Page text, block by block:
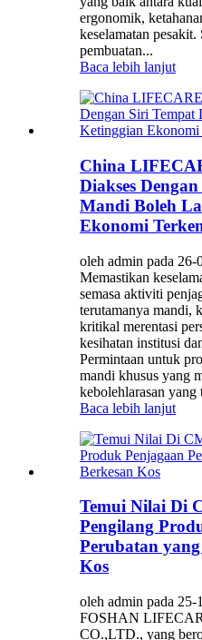
ergonomik,
keselamatan pesakit.
pembuatan...
Baca lebih lanjut
China
Diakses
Mandi Boleh
Ekonomi
oleh admin pada 26-
Memastikan
semasa aktiviti
terutamanya mandi,
kritikal merentasi
kesihatan institusi
Permintaan untuk
mandi khusus yang
kebolehlarasan yang
Baca lebih lanjut
Temui Nilai Di
Pengilang
Perubatan
Kos
oleh admin pada 25-
FOSHAN
CO.,LTD., yang